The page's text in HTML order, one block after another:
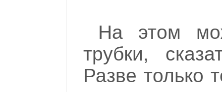
На этом
трубки,
Разве только